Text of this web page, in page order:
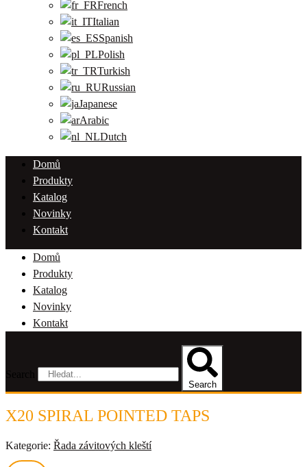
French
Italian
Spanish
Polish
Turkish
Russian
Japanese
Arabic
Dutch
Domů
Produkty
Katalog
Novinky
Kontakt
Domů
Produkty
Katalog
Novinky
Kontakt
Search
X20 SPIRAL POINTED TAPS
Kategorie: Řada závitových kleští